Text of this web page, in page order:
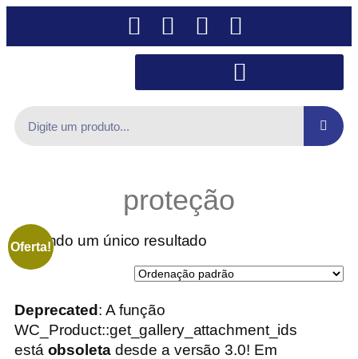
proteção
Exibindo um único resultado
Deprecated : A função
WC_Product::get_gallery_attachment_ids
está obsoletadesde a versão 3.0! Em
Oferta!